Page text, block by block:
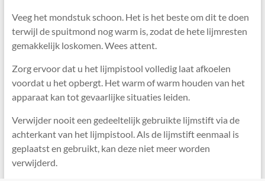
Veeg het mondstuk schoon. Het is het beste om dit te doen
terwijl de spuitmond nog warm is, zodat de hete lijmresten
gemakkelijk loskomen. Wees attent.
Zorg ervoor dat u het lijmpistool volledig laat afkoelen
voordat u het opbergt. Het warm of warm houden van het
apparaat kan tot gevaarlijke situaties leiden.
Verwijder nooit een gedeeltelijk gebruikte lijmstift via de
achterkant van het lijmpistool. Als de lijmstift eenmaal is
geplaatst en gebruikt, kan deze niet meer worden
verwijderd.